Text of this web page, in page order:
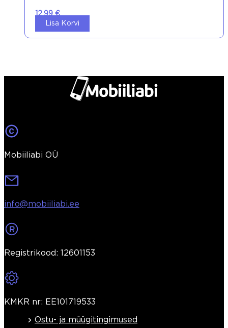
12,99 €
Lisa Korvi
Mobiiliabi OÜ
info@mobiiliabi.ee
Registrikood: 12601153
KMKR nr: EE101719533
Ostu- ja müügitingimused